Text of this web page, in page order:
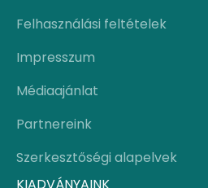
Felhasználási feltételek
Impresszum
Médiaajánlat
Partnereink
Szerkesztőségi alapelvek